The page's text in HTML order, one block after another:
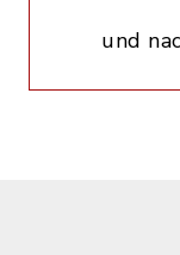
und